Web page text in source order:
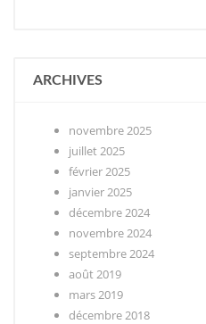
ARCHIVES
novembre 2025
juillet 2025
février 2025
janvier 2025
décembre 2024
novembre 2024
septembre 2024
août 2019
mars 2019
décembre 2018